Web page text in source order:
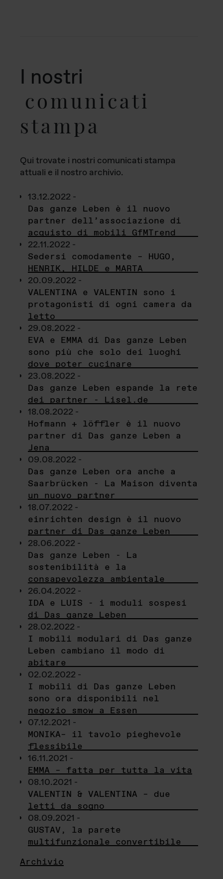
I nostri
comunicati
stampa
Qui trovate i nostri comunicati stampa
attuali e il nostro archivio.
13.12.2022 -
Das ganze Leben è il nuovo
partner dell’associazione di
acquisto di mobili GfMTrend
22.11.2022 -
Sedersi comodamente – HUGO,
HENRIK, HILDE e MARTA
20.09.2022 -
VALENTINA e VALENTIN sono i
protagonisti di ogni camera da
letto
29.08.2022 -
EVA e EMMA di Das ganze Leben
sono più che solo dei luoghi
dove poter cucinare
23.08.2022 -
Das ganze Leben espande la rete
dei partner - Lisel.de
18.08.2022 -
Hofmann + löffler è il nuovo
partner di Das ganze Leben a
Jena
09.08.2022 -
Das ganze Leben ora anche a
Saarbrücken - La Maison diventa
un nuovo partner
18.07.2022 -
einrichten design è il nuovo
partner di Das ganze Leben
28.06.2022 -
Das ganze Leben - La
sostenibilità e la
consapevolezza ambientale
26.04.2022 -
IDA e LUIS - i moduli sospesi
di Das ganze Leben
28.02.2022 -
I mobili modulari di Das ganze
Leben cambiano il modo di
abitare
02.02.2022 -
I mobili di Das ganze Leben
sono ora disponibili nel
negozio smow a Essen
07.12.2021 -
MONIKA– il tavolo pieghevole
flessibile
16.11.2021 -
EMMA – fatta per tutta la vita
08.10.2021 -
VALENTIN & VALENTINA – due
letti da sogno
08.09.2021 -
GUSTAV, la parete
multifunzionale convertibile
Archivio